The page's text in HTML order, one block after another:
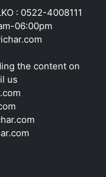
: 0522-4008111
06:00pm
the content on
us